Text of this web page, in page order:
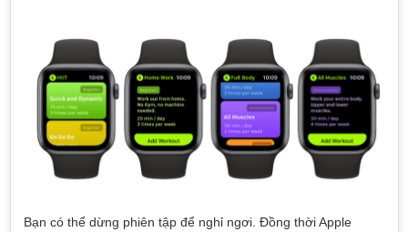
Bạn có thể dừng phiên tập để nghỉ ngơi. Đồng thời Apple